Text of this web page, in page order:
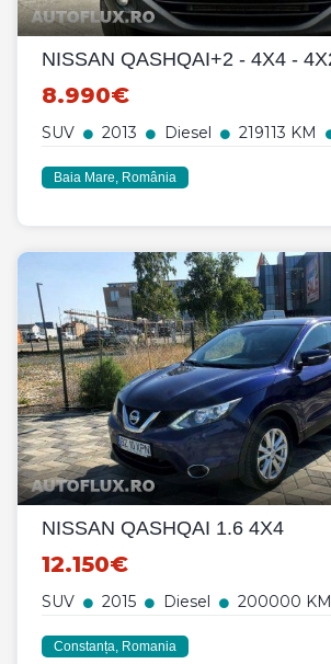
8.990€
SUV 2013 Diesel 219113 KM
Baia Mare, România
NISSAN QASHQAI 1.6 4X4
12.150€
SUV 2015 Diesel 200000 KM
Constanța, Romania